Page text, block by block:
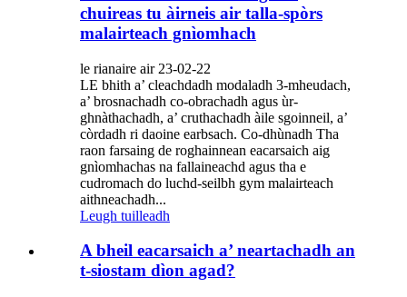
chuireas tu àirneis air talla-spòrs
malairteach gnìomhach
le rianaire air 23-02-22
LE bhith a’ cleachdadh modaladh 3-mheudach,
a’ brosnachadh co-obrachadh agus ùr-
ghnàthachadh, a’ cruthachadh àile sgoinneil, a’
còrdadh ri daoine earbsach. Co-dhùnadh Tha
raon farsaing de roghainnean eacarsaich aig
gnìomhachas na fallaineachd agus tha e
cudromach do luchd-seilbh gym malairteach
aithneachadh...
Leugh tuilleadh
A bheil eacarsaich a’ neartachadh an
t-siostam dìon agad?